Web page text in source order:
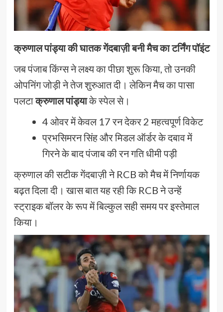
क्रुणाल पांड्या की घातक गेंदबाज़ी बनी मैच का टर्निंग पॉइंट
जब पंजाब किंग्स ने लक्ष्य का पीछा शुरू किया, तो उनकी
ओपनिंग जोड़ी ने तेज शुरुआत दी। लेकिन मैच का पासा
पलटाक्रुणाल पांड्याके स्पेल से।
4 ओवर में केवल 17 रन देकर 2 महत्वपूर्ण विकेट
प्रभसिमरन सिंह और मिडल ऑर्डर के दबाव में
गिरने के बाद पंजाब की रन गति धीमी पड़ी
क्रुणाल की सटीक गेंदबाज़ी ने RCB को मैच में निर्णायक
बढ़त दिला दी। खास बात यह रही कि RCB ने उन्हें
स्ट्राइक बॉलर के रूप में बिल्कुल सही समय पर इस्तेमाल
किया।